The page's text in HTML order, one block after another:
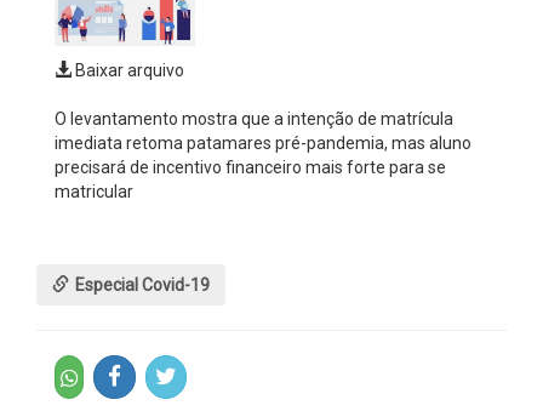
Baixar arquivo
O levantamento mostra que a intenção de matrícula
imediata retoma patamares pré-pandemia, mas aluno
precisará de incentivo financeiro mais forte para se
matricular
Especial Covid-19